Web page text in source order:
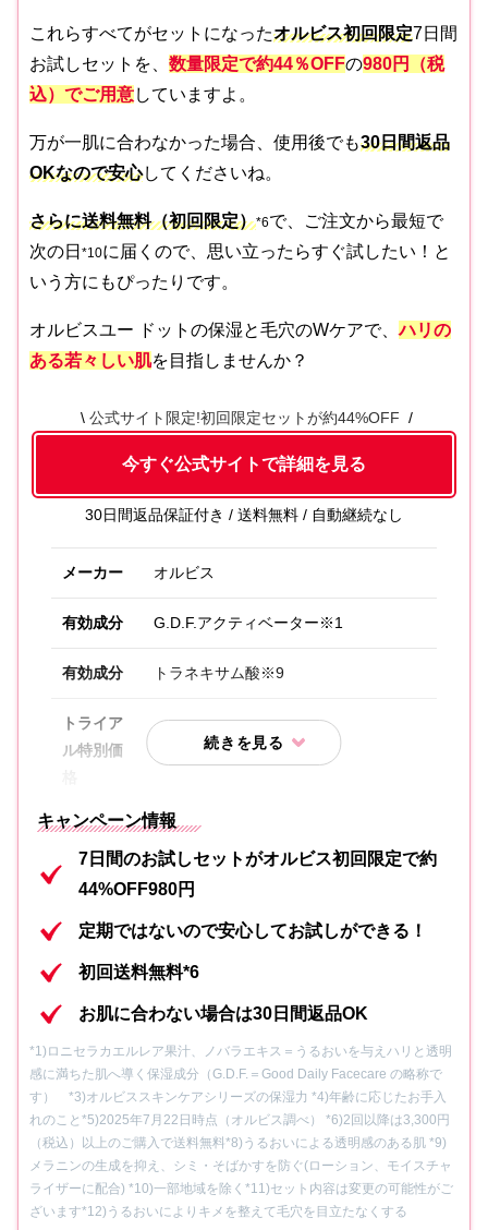
これらすべてがセットになったオルビス初回限定7日間
お試しセットを、 数量限定で約44％OFFの980円（税
込）でご用意していますよ。
万が一肌に合わなかった場合、使用後でも30日間返品
OKなので安心してくださいね。
さらに送料無料（初回限定）*6で、ご注文から最短で
次の日 *10に届くので、思い立ったらすぐ試したい！と
いう方にもぴったりです。
オルビスユー ドットの保湿と毛穴のWケアで、ハリの
ある若々しい肌を目指しませんか？
公式サイト限定!初回限定セットが約44%OFF
今すぐ公式サイトで詳細を見る
30日間返品保証付き / 送料無料 / 自動継続なし
メーカー オルビス
有効成分 G.D.F.アクティベーター※1
有効成分 トラネキサム酸※9
トライア
ル特別価
初回限定980円(送料無料）
内容① 化粧水 7日間分
保湿液 7日間分
内容③ 洗顔料 7日間分
内容④ オルビス ザ リンクルセラム7日間分
内容⑤ クレンジングパウチ1包
内容⑥ オリジナル吸水アームバンド
キャンペーン情報
7日間のお試しセットがオルビス初回限定で約
44%OFF980円
定期ではないので安心してお試しができる！
初回送料無料*6
お肌に合わない場合は30日間返品OK
*1)ロニセラカエルレア果汁、ノバラエキス＝うるおいを与えハリと透明
感に満ちた肌へ導く保湿成分（G.D.F.＝Good Daily Facecare の略称で
す） *3)オルビススキンケアシリーズの保湿力 *4)年齢に応じたお手入
れのこと *5)2025年7月22日時点（オルビス調べ） *6)2回以降は3,300円
（税込）以上のご購入で送料無料*8)うるおいによる透明感のある肌 *9)
メラニンの生成を抑え、シミ・そばかすを防ぐ(ローション、モイスチャ
ライザーに配合) *10)一部地域を除く *11)セット内容は変更の可能性がご
ざいます*12)うるおいによりキメを整えて毛穴を目立たなくする